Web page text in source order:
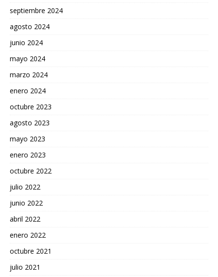
septiembre 2024
agosto 2024
junio 2024
mayo 2024
marzo 2024
enero 2024
octubre 2023
agosto 2023
mayo 2023
enero 2023
octubre 2022
julio 2022
junio 2022
abril 2022
enero 2022
octubre 2021
julio 2021